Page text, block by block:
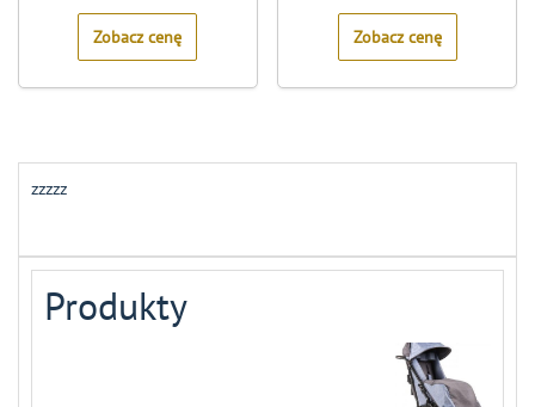
5
Zobacz cenę
5
Zobacz cenę
zzzzz
Produkty